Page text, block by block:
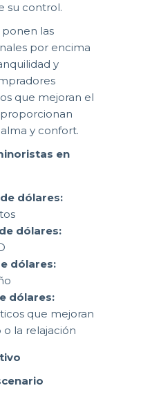
su control.
las
por encima
y
que mejoran el
y confort.
en
dólares:
dólares:
dólares:
dólares:
que mejoran
la relajación